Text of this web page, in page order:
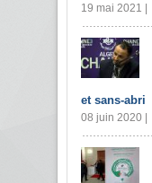
19 mai 2021 |
et sans-abri
08 juin 2020 |